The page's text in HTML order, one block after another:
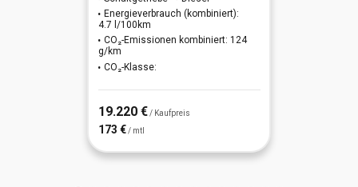
Stop-Start-Anlage
Style-Paket Bronze-Matt
Tagfahrlicht LED
Warnanlage für Sicherheitsgurte
Wegfahrsperre mit Transponder
Energieverbrauch (kombiniert):
4.7 l/100km
CO₂-Emissionen kombiniert: 124
g/km
CO₂-Klasse:
19.220 € / Kaufpreis
173 € / mtl